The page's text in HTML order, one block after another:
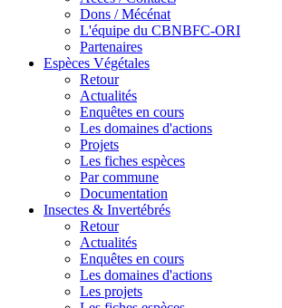
Dons / Mécénat
L'équipe du CBNBFC-ORI
Partenaires
Espèces Végétales
Retour
Actualités
Enquêtes en cours
Les domaines d'actions
Projets
Les fiches espèces
Par commune
Documentation
Insectes & Invertébrés
Retour
Actualités
Enquêtes en cours
Les domaines d'actions
Les projets